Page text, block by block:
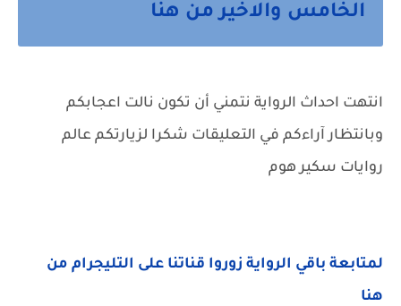
الخامس والاخير من هنا
انتهت احداث الرواية نتمني أن تكون نالت اعجابكم
وبانتظار آراءكم في التعليقات شكرا لزيارتكم عالم
روايات سكير هوم
لمتابعة باقي الرواية زوروا قناتنا على التليجرام من
هنا